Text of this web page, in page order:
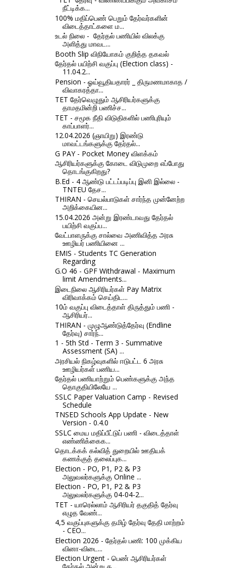
நீட்டிக்க...
100% மதிப்பெண் பெறும் தேர்வர்களின்
விடைத்தாட்களை ம...
உடல் நிலை - தேர்தல் பணியில் விலக்கு
அளித்து மாவட...
Booth Slip விநியோகம் குறித்த தகவல்
தேர்தல் பயிற்சி வகுப்பு (Election class) -
11.04.2...
Pension - ஓய்வூதியதாரர் _ திருமணமாகாத /
விவாகரத்தா...
TET தேர்வெழுதும் ஆசிரியர்களுக்கு
தாமதமின்றி பணிச்ச...
TET - சமூக நீதி விடுதிகளில் பணிபுரியும்
காப்பாளர்...
12.04.2026 (ஞாயிறு) இரண்டு
மாவட்டங்களுக்கு தேர்தல்...
G PAY - Pocket Money விளக்கம்
ஆசிரியர்களுக்கு கோடை விடுமுறை எப்போது
தொடங்குகிறது?
B.Ed - 4 ஆண்டு பட்டப்படிப்பு இனி இல்லை -
TNTEU தேச...
THIRAN - செயல்பாடுகள் சார்ந்த முன்னேற்ற
அறிக்கையின...
15.04.2026 அன்று இரண்டாவது தேர்தல்
பயிற்சி வகுப்ப...
வேட்பாளருக்கு சால்வை அணிவித்த அரசு
ஊழியர் பணியினை ...
EMIS - Students TC Generation
Regarding
G.O 46 - GPF Withdrawal - Maximum
limit Amendments...
இடைநிலை ஆசிரியர்கள் Pay Matrix
விரிவாக்கம் செய்திட...
10ம் வகுப்பு விடைத்தாள் திருத்தும் பணி -
ஆசிரியர்...
THIRAN - முழுஆண்டுத்தேர்வு (Endline
தேர்வு) சார்ந்...
1 - 5th Std - Term 3 - Summative
Assessment (SA) ...
அரசியல் நிகழ்வுகளில் ஈடுபட்ட 6 அரசு
ஊழியர்கள் பணிய...
தேர்தல் பணியாற்றும் பெண்களுக்கு அந்த
தொகுதியிலேயே ...
SSLC Paper Valuation Camp - Revised
Schedule
TNSED Schools App Update - New
Version - 0.4.0
SSLC மைய மதிப்பீட்டுப் பணி - விடைத்தாள்
எண்ணிக்கைக...
தொடக்கக் கல்வித் துறையில் ஊதியக்
கணக்குத் தலைப்புக...
Election - PO, P1, P2 & P3
அலுவலர்களுக்கு Online ...
Election - PO, P1, P2 & P3
அலுவலர்களுக்கு 04-04-2...
TET - யாரெல்லாம் ஆசிரியர் தகுதித் தேர்வு
எழுத வேண்...
4,5 வகுப்புகளுக்கு தமிழ் தேர்வு தேதி மாற்றம்
- CEO...
Election 2026 - தேர்தல் பணி: 100 முக்கிய
வினா-விடை...
Election Urgent - பெண் ஆசிரியர்கள்